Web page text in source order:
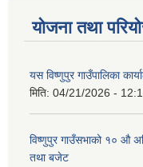
योजना तथा
यस विष्णुपुर गाउँपालिका
मिति: 04/21/2026 -
विष्णुपुर गाउँसभाको १० औ
तथा बजेट